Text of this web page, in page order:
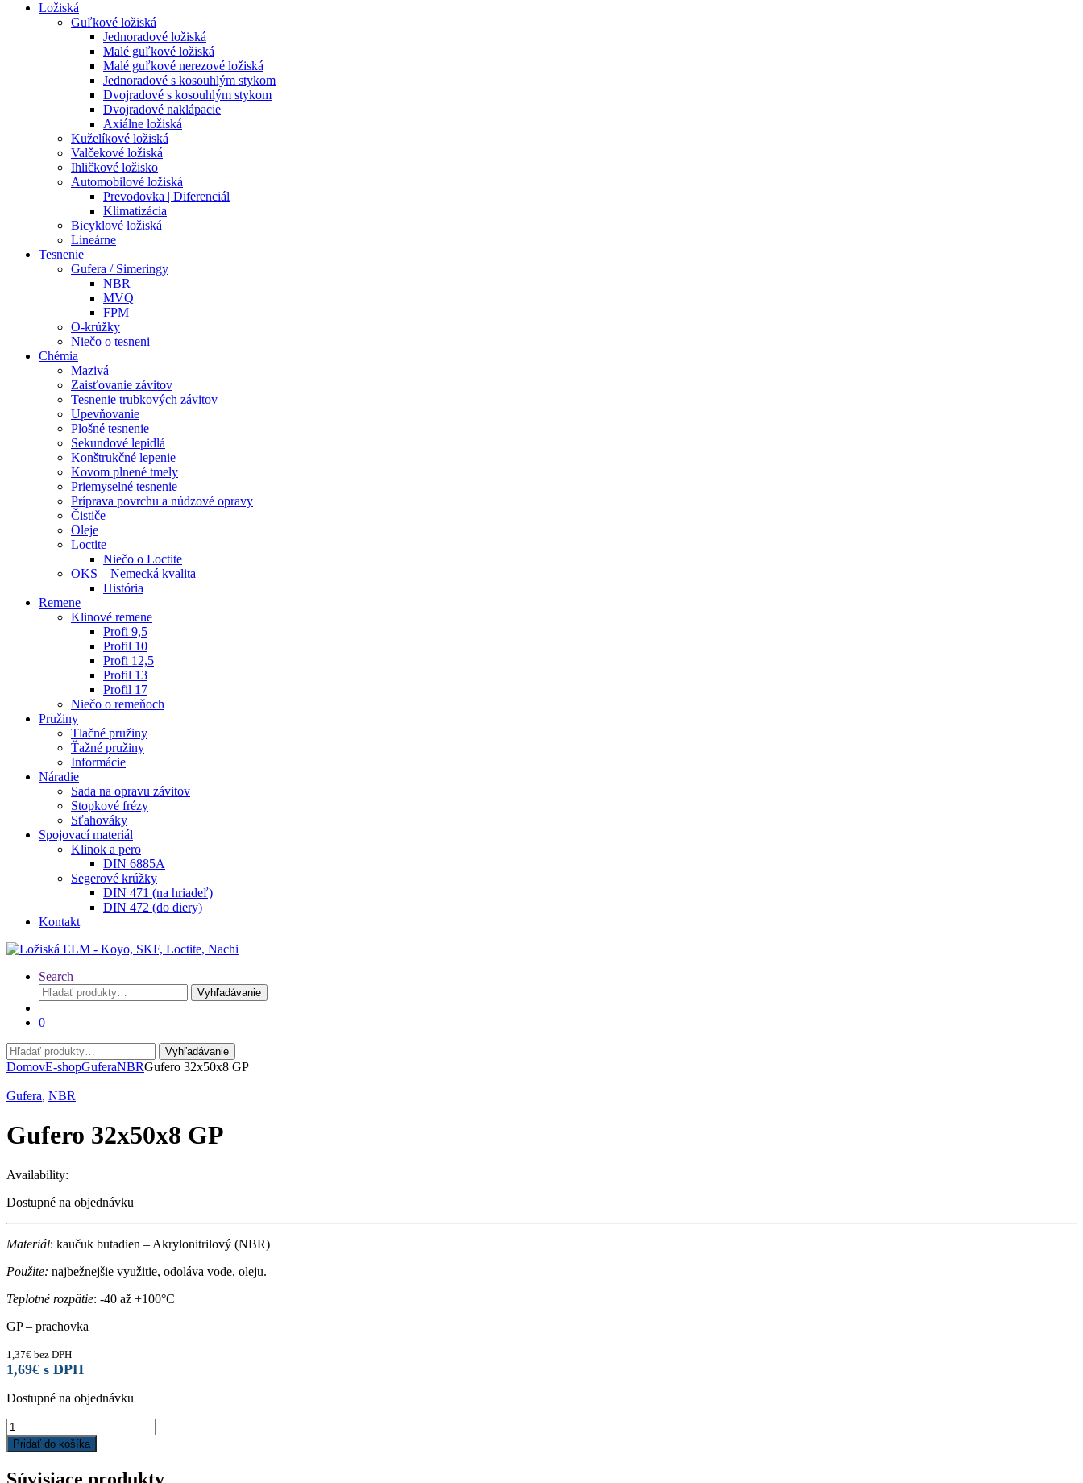
Ložiská
Guľkové ložiská
Jednoradové ložiská
Malé guľkové ložiská
Malé guľkové nerezové ložiská
Jednoradové s kosouhlým stykom
Dvojradové s kosouhlým stykom
Dvojradové naklápacie
Axiálne ložiská
Kuželíkové ložiská
Valčekové ložiská
Ihličkové ložisko
Automobilové ložiská
Prevodovka | Diferenciál
Klimatizácia
Bicyklové ložiská
Lineárne
Tesnenie
Gufera / Simeringy
NBR
MVQ
FPM
O-krúžky
Niečo o tesneni
Chémia
Mazivá
Zaisťovanie závitov
Tesnenie trubkových závitov
Upevňovanie
Plošné tesnenie
Sekundové lepidlá
Konštrukčné lepenie
Kovom plnené tmely
Priemyselné tesnenie
Príprava povrchu a núdzové opravy
Čističe
Oleje
Loctite
Niečo o Loctite
OKS – Nemecká kvalita
História
Remene
Klinové remene
Profi 9,5
Profil 10
Profi 12,5
Profil 13
Profil 17
Niečo o remeňoch
Pružiny
Tlačné pružiny
Ťažné pružiny
Informácie
Náradie
Sada na opravu závitov
Stopkové frézy
Sťahováky
Spojovací materiál
Klinok a pero
DIN 6885A
Segerové krúžky
DIN 471 (na hriadeľ)
DIN 472 (do diery)
Kontakt
Search
Hľadať:
Vyhľadávanie
0
Hľadať:
Vyhľadávanie
DomovE-shopGuferaNBRGufero 32x50x8 GP
Gufera, NBR
Gufero 32x50x8 GP
Availability:
Dostupné na objednávku
Materiál: kaučuk butadien – Akrylonitrilový (NBR)
Použite: najbežnejšie využitie, odoláva vode, oleju.
Teplotné rozpätie: -40 až +100°C
GP – prachovka
1,37€ bez DPH
1,69€ s DPH
Dostupné na objednávku
Gufero
32x50x8
GP
Pridať do košíka
Súvisiace produkty